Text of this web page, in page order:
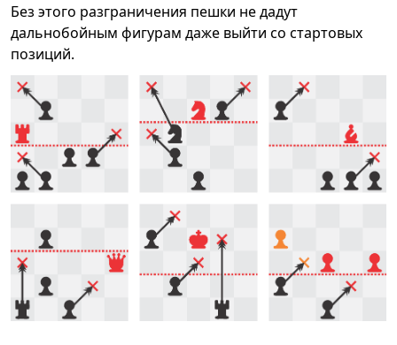
Без этого разграничения пешки не дадут
дальнобойным фигурам даже выйти со стартовых
позиций.